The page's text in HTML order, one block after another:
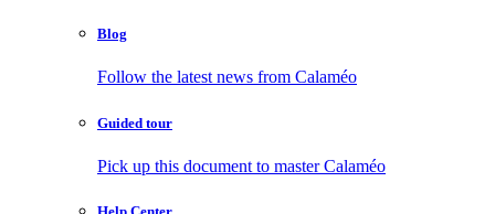
Blog
Follow the latest news from Calaméo
Guided tour
Pick up this document to master Calaméo